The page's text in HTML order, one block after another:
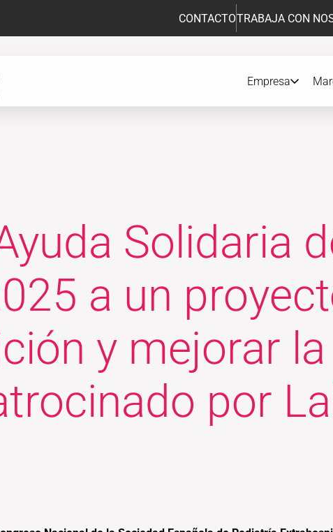
CONTACTOTRABAJA CON
Empresa
Solidaria
a un
y mejorar
por